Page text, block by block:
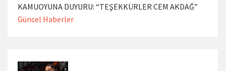
KAMUOYUNA DUYURU: “TEŞEKKÜRLER CEM AKDAĞ”
Güncel Haberler